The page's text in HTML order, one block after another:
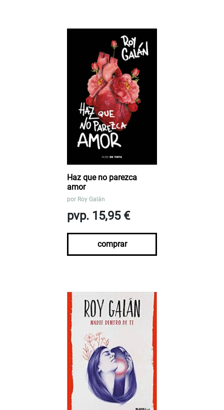
Haz que no parezca
amor
por Roy Galán
pvp. 15,95 €
comprar